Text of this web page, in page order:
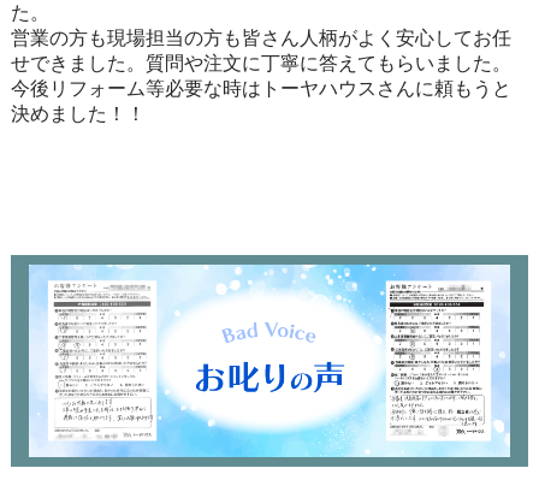
た。
営業の方も現場担当の方も皆さん人柄がよく安心してお任
せできました。質問や注文に丁寧に答えてもらいました。
今後リフォーム等必要な時はトーヤハウスさんに頼もうと
決めました！！